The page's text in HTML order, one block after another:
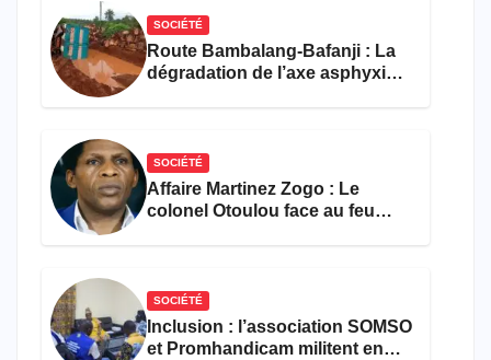
SOCIÉTÉ
Route Bambalang-Bafanji : La
dégradation de l’axe asphyxie
SOCIÉTÉ
Affaire Martinez Zogo : Le
colonel Otoulou face au feu
SOCIÉTÉ
Inclusion : l’association SOMSO
et Promhandicam militent en